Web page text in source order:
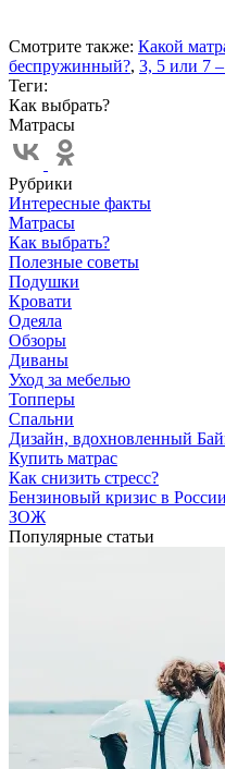
Смотрите также: Какой
беспружинный?, 3, 5 или 7 –
Теги:
Как выбрать?
Матрасы
Рубрики
Интересные факты
Матрасы
Как выбрать?
Полезные советы
Подушки
Кровати
Одеяла
Обзоры
Диваны
Уход за мебелью
Топперы
Спальни
Дизайн, вдохновленный
Купить матрас
Как снизить стресс?
Бензиновый кризис в России
ЗОЖ
Популярные статьи